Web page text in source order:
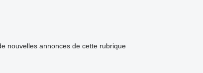
nouvelles annonces de cette rubrique